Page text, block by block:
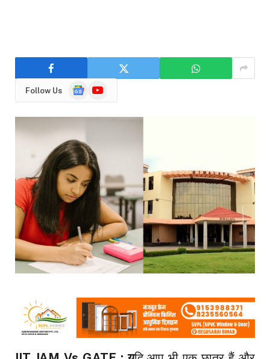
Follow Us
GoogleYouTube